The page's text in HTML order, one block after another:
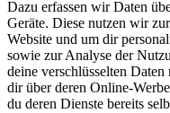
Dazu erfassen wir Daten
Geräte. Diese nutzen wir
Website und um dir
sowie zur Analyse der
deine verschlüsselten
dir über deren Online-
du deren Dienste bereits